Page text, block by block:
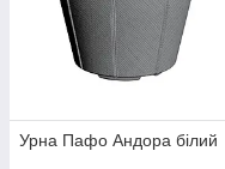
Урна Пафо Андора білий